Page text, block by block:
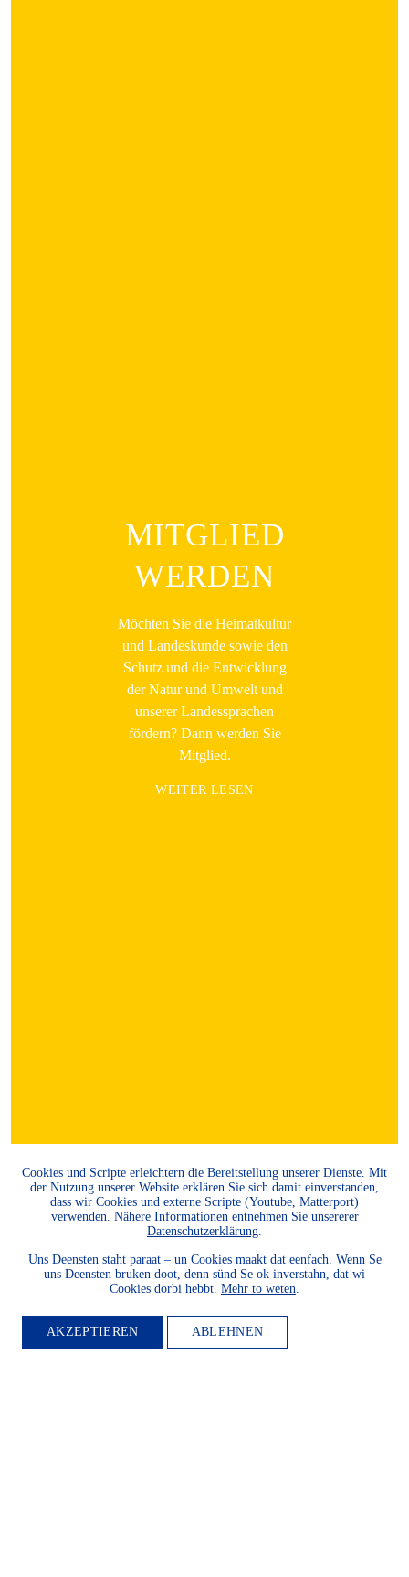
MITGLIED
WERDEN
Möchten Sie die Heimatkultur
und Landeskunde sowie den
Schutz und die Entwicklung
der Natur und Umwelt und
unserer Landessprachen
fördern? Dann werden Sie
Mitglied.
WEITER LESEN
Cookies und Scripte erleichtern die Bereitstellung unserer Dienste. Mit
der Nutzung unserer Website erklären Sie sich damit einverstanden,
dass wir Cookies und externe Scripte (Youtube, Matterport)
verwenden. Nähere Informationen entnehmen Sie unsererer
Datenschutzerklärung
Uns Deensten staht paraat – un Cookies maakt dat eenfach. Wenn Se
uns Deensten bruken doot, denn sünd Se ok inverstahn, dat wi
Cookies dorbi hebbt. Mehr to weten
AKZEPTIEREN ABLEHNEN